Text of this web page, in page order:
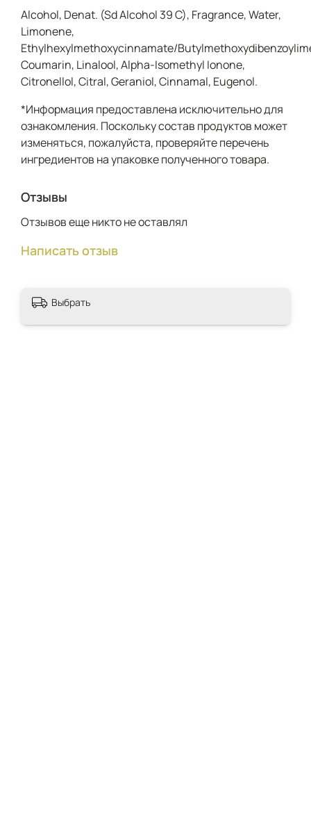
аксессуаром, подчеркивающим уникальность
характера.​
Туалетная вода Here To Shine британского
производства создана для уверенных в себе
современных женщин, которые ценят баланс
между свежестью и чувственностью, готовы сиять
впечатление. Мотивирующее веяние вдохновляет
и воодушевляет, создавая на горизонте новые
планы и возвышая амбиции обладательницы. Этот
парфюм станет идеальным подарком для близкого
человека благодаря яркому дизайну флакона и
Alcohol, Denat. (Sd Alcohol 39 C), Fragrance, Water,
Limonene,
Ethylhexylmethoxycinnamate/
Coumarin, Linalool, Alpha-Isomethyl Ionone,
Citronellol, Citral, Geraniol, Cinnamal, Eugenol.
*Информация предоставлена исключительно для
ознакомления. Поскольку состав продуктов может
изменяться, пожалуйста, проверяйте перечень
ингредиентов на упаковке полученного товара.
Отзывы
Отзывов еще никто не оставлял
Написать отзыв
Выбрать